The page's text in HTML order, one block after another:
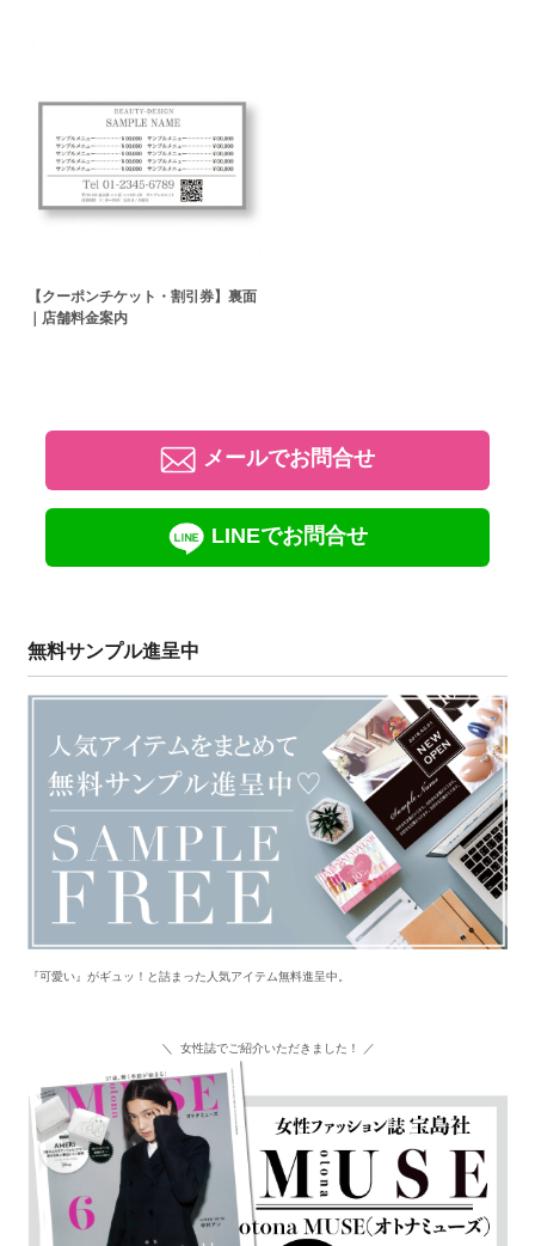
【クーポンチケット・割引券】裏面
｜店舗料金案内
メールでお問合せ
LINEでお問合せ
無料サンプル進呈中
『可愛い』がギュッ！と詰まった人気アイテム無料進呈中。
＼ 女性誌でご紹介いただきました！ ／